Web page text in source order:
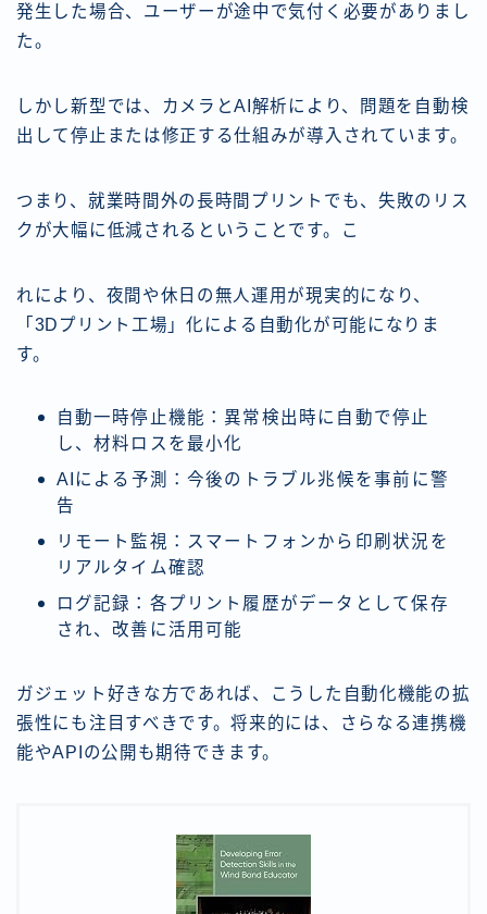
発生した場合、ユーザーが途中で気付く必要がありまし
た。
しかし新型では、カメラとAI解析により、問題を自動検
出して停止または修正する仕組みが導入されています。
つまり、就業時間外の長時間プリントでも、失敗のリス
クが大幅に低減されるということです。こ
れにより、夜間や休日の無人運用が現実的になり、
「3Dプリント工場」化による自動化が可能になりま
す。
自動一時停止機能：異常検出時に自動で停止
し、材料ロスを最小化
AIによる予測：今後のトラブル兆候を事前に警
告
リモート監視：スマートフォンから印刷状況を
リアルタイム確認
ログ記録：各プリント履歴がデータとして保存
され、改善に活用可能
ガジェット好きな方であれば、こうした自動化機能の拡
張性にも注目すべきです。将来的には、さらなる連携機
能やAPIの公開も期待できます。